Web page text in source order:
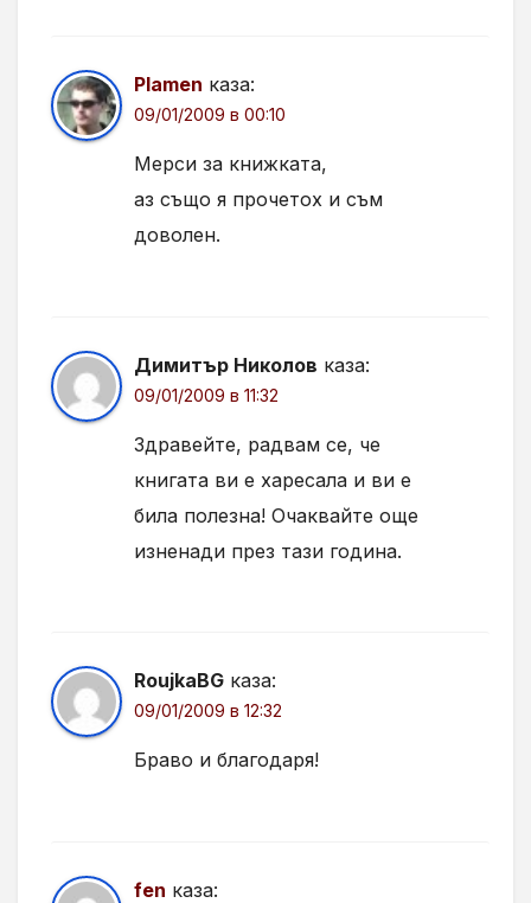
Plamen каза:
09/01/2009 в 00:10
Мерси за книжката,
аз също я прочетох и съм
доволен.
Димитър Николов каза:
09/01/2009 в 11:32
Здравейте, радвам се, че
книгата ви е харесала и ви е
била полезна! Очаквайте още
изненади през тази година.
RoujkaBG каза:
09/01/2009 в 12:32
Браво и благодаря!
fen каза: